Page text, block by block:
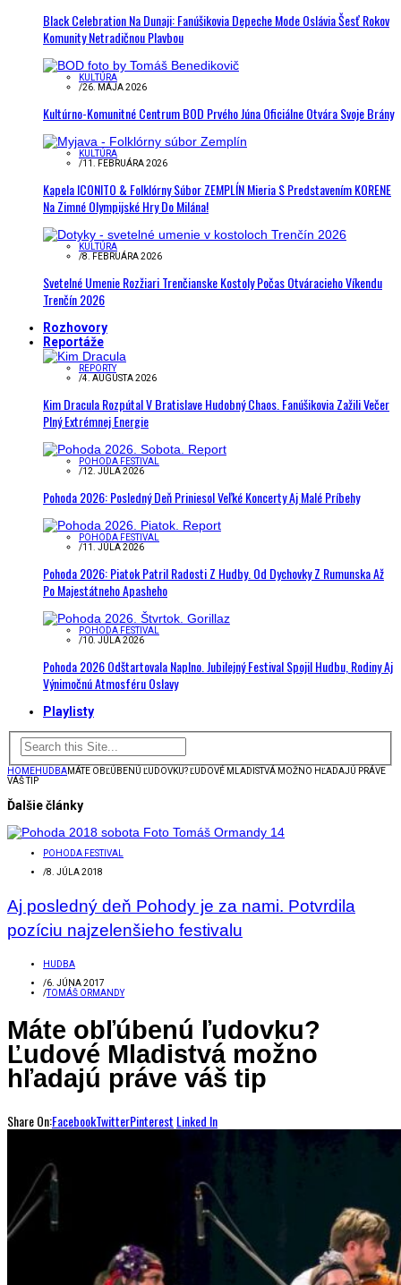
Black Celebration Na Dunaji: Fanúšikovia Depeche Mode Oslávia Šesť Rokov
Komunity Netradičnou Plavbou
KULTÚRA
/26. MÁJA 2026
Kultúrno-Komunitné Centrum BOD Prvého Júna Oficiálne Otvára Svoje Brány
KULTÚRA
/11. FEBRUÁRA 2026
Kapela ICONITO & Folklórny Súbor ZEMPLÍN Mieria S Predstavením KORENE
Na Zimné Olympijské Hry Do Milána!
KULTÚRA
/8. FEBRUÁRA 2026
Svetelné Umenie Rozžiari Trenčianske Kostoly Počas Otváracieho Víkendu
Trenčín 2026
Rozhovory
Reportáže
REPORTY
/4. AUGUSTA 2026
Kim Dracula Rozpútal V Bratislave Hudobný Chaos. Fanúšikovia Zažili Večer
Plný Extrémnej Energie
POHODA FESTIVAL
/12. JÚLA 2026
Pohoda 2026: Posledný Deň Priniesol Veľké Koncerty Aj Malé Príbehy
POHODA FESTIVAL
/11. JÚLA 2026
Pohoda 2026: Piatok Patril Radosti Z Hudby. Od Dychovky Z Rumunska Až
Po Majestátneho Apasheho
POHODA FESTIVAL
/10. JÚLA 2026
Pohoda 2026 Odštartovala Naplno. Jubilejný Festival Spojil Hudbu, Rodiny Aj
Výnimočnú Atmosféru Oslavy
Playlisty
HOMEHUDBAMÁTE OBĽÚBENÚ ĽUDOVKU? ĽUDOVÉ MLADISTVÁ MOŽNO HĽADAJÚ PRÁVE
VÁŠ TIP
Ďalšie články
POHODA FESTIVAL
/8. JÚLA 2018
Aj posledný deň Pohody je za nami. Potvrdila
pozíciu najzelenšieho festivalu
HUDBA
/6. JÚNA 2017
/TOMÁŠ ORMANDY
Máte obľúbenú ľudovku?
Ľudové Mladistvá možno
hľadajú práve váš tip
Share On:FacebookTwitterPinterest Linked In